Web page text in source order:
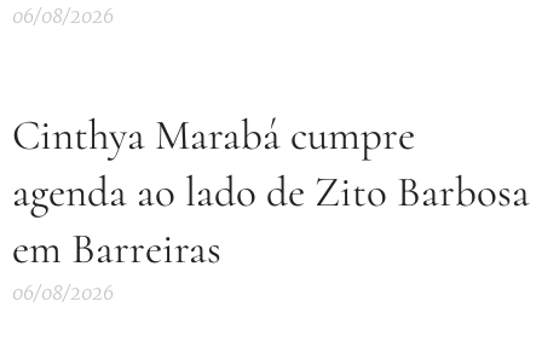
06/08/2026
Cinthya Marabá cumpre
agenda ao lado de Zito Barbosa
em Barreiras
06/08/2026